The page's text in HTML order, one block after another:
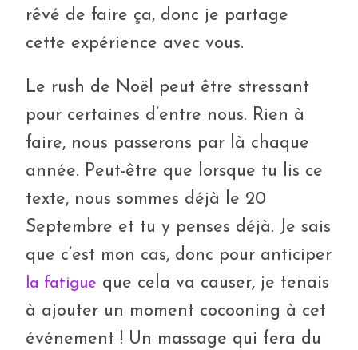
rêvé de faire ça, donc je partage
cette expérience avec vous.
Le rush de Noël peut être stressant
pour certaines d’entre nous. Rien à
faire, nous passerons par là chaque
année. Peut-être que lorsque tu lis ce
texte, nous sommes déjà le 20
Septembre et tu y penses déjà. Je sais
que c’est mon cas, donc pour anticiper
la fatigue que cela va causer, je tenais
à ajouter un moment cocooning à cet
événement ! Un massage qui fera du